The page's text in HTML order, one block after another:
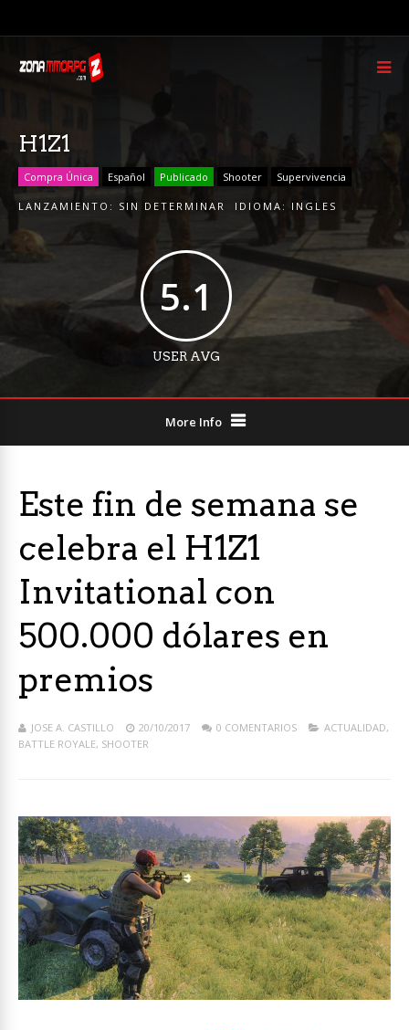
H1Z1
Compra Única Español Publicado Shooter Supervivencia
LANZAMIENTO: SIN DETERMINAR IDIOMA: INGLES
5.1
USER AVG
More Info
Este fin de semana se
celebra el H1Z1
Invitational con
500.000 dólares en
premios
JOSE A. CASTILLO 20/10/2017 0 COMENTARIOS ACTUALIDAD,
BATTLE ROYALE, SHOOTER